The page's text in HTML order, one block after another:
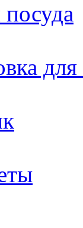
посуда